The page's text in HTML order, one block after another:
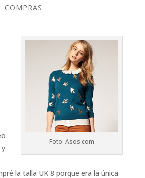
| COMPRAS
Foto: Asos.com
y
la talla UK 8 porque era la única